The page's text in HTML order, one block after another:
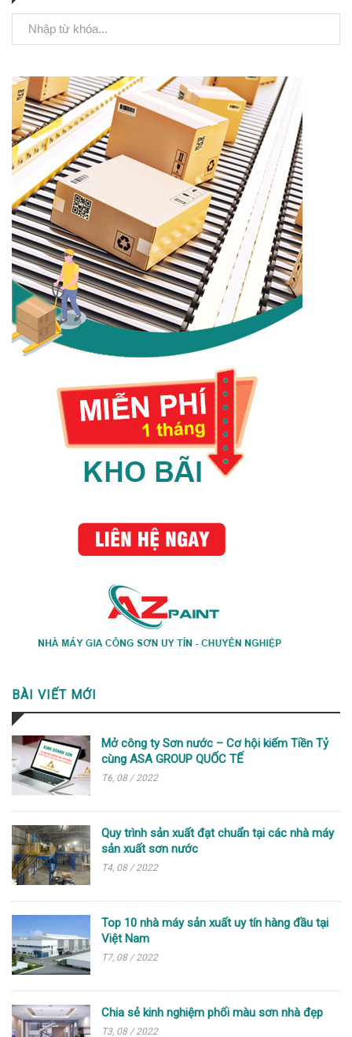
BÀI VIẾT MỚI
Mở công ty Sơn nước – Cơ hội kiếm Tiền Tỷ
cùng ASA GROUP QUỐC TẾ
T6, 08 / 2022
Quy trình sản xuất đạt chuẩn tại các nhà máy
sản xuất sơn nước
T4, 08 / 2022
Top 10 nhà máy sản xuất uy tín hàng đầu tại
Việt Nam
T7, 08 / 2022
Chia sẻ kinh nghiệm phối màu sơn nhà đẹp
T3, 08 / 2022